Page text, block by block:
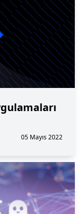
05 Mayıs 2022